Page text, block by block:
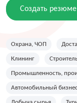
Создать резюме
Охрана, ЧОП
Клининг
Промышленность,
Автомобильный бизнес